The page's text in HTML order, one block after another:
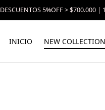
DESCUENTOS 5%OFF > $700.000
INICIO NEW